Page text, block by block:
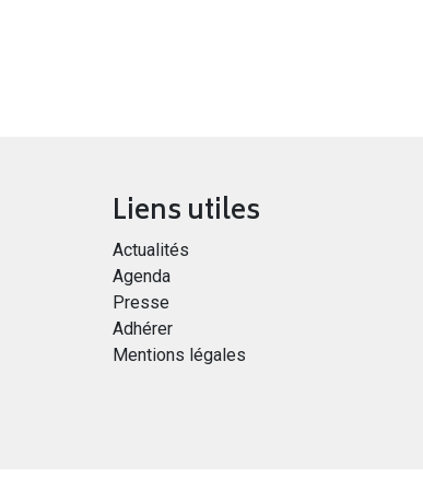
Liens utiles
Actualités
Agenda
Presse
Adhérer
Mentions légales